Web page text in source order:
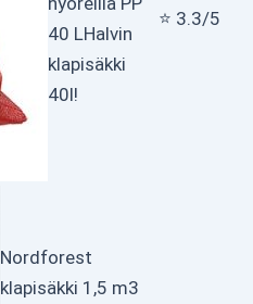
40 LHalvin
klapisäkki
40l!
⭐ 3.3/5
Nordforest
klapisäkki 1,5 m3